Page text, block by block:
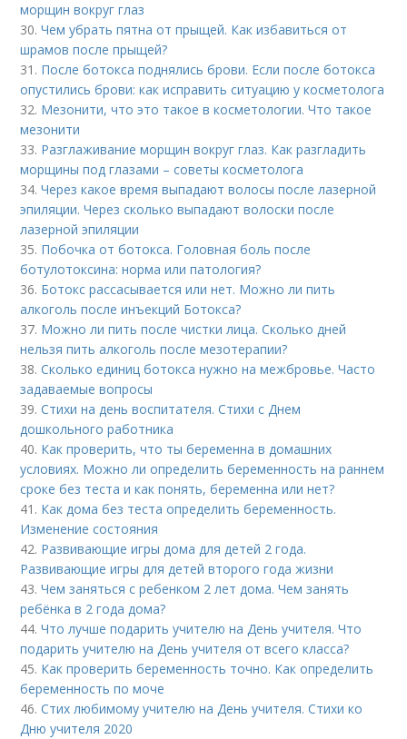
морщин вокруг глаз
30.Чем убрать пятна от прыщей. Как избавиться от
шрамов после прыщей?
31. После ботокса поднялись брови. Если после ботокса
опустились брови: как исправить ситуацию у косметолога
32. Мезонити, что это такое в косметологии. Что такое
мезонити
33. Разглаживание морщин вокруг глаз. Как разгладить
морщины под глазами – советы косметолога
34.Через какое время выпадают волосы после лазерной
эпиляции. Через сколько выпадают волоски после
лазерной эпиляции
35. Побочка от ботокса. Головная боль после
ботулотоксина: норма или патология?
36. Ботокс рассасывается или нет. Можно ли пить
алкоголь после инъекций Ботокса?
37. Можно ли пить после чистки лица. Сколько дней
нельзя пить алкоголь после мезотерапии?
38.Сколько единиц ботокса нужно на межбровье. Часто
задаваемые вопросы
39.Стихи на день воспитателя. Стихи с Днем
дошкольного работника
40. Как проверить, что ты беременна в домашних
условиях. Можно ли определить беременность на раннем
сроке без теста и как понять, беременна или нет?
41. Как дома без теста определить беременность.
Изменение состояния
42. Развивающие игры дома для детей 2 года.
Развивающие игры для детей второго года жизни
43.Чем заняться с ребенком 2 лет дома. Чем занять
ребёнка в 2 года дома?
44.Что лучше подарить учителю на День учителя. Что
подарить учителю на День учителя от всего класса?
45. Как проверить беременность точно. Как определить
беременность по моче
46.Стих любимому учителю на День учителя. Стихи ко
Дню учителя 2020